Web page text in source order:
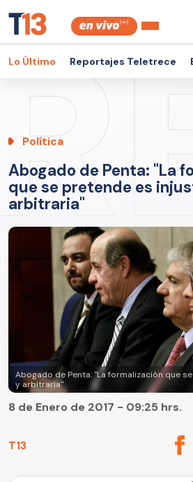
Lo Último Reportajes Teletrece
Política
Abogado de Penta: "La
que se pretende es
arbitraria"
Abogado de Penta: "La formalización que
y arbitraria"
T13
8 de Enero de 2017 - 09:25 hrs.